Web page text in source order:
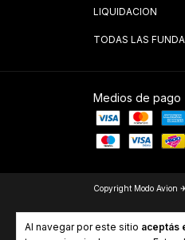
Al navegar por este sitio aceptás
LIQUIDACION
TODAS LAS
Medios de pago
Copyright Modo Avion